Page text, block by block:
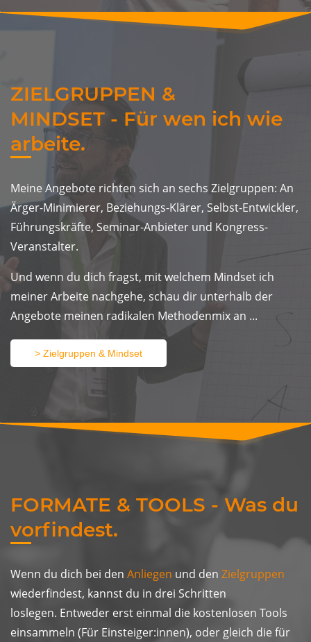
ZIELGRUPPEN &
MINDSET - Für wen ich wie
arbeite.
Meine Angebote richten sich an sechs Zielgruppen: An
Ärger-Minimierer, Beziehungs-Klärer, Selbst-Entwickler,
Führungskräfte, Seminar-Anbieter und Kongress-
Veranstalter. ​
​Und wenn du dich fragst, mit welchem Mindset ich
meiner Arbeite nachgehe, schau dir unterhalb der
Angebote meinen radikalen Methodenmix an ...
> Zielgruppen & Mindset
FORMATE & TOOLS - Was du
vorfindest.
​Wenn du dich bei den Anliegen und den Zielgruppen
wiederfindest, ​kannst du in drei Schritten
loslegen. Entweder erst einmal die kostenlosen Tools
einsammeln (Für Einsteiger:innen), oder gleich die für